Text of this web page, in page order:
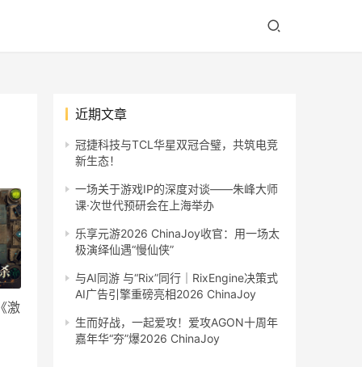
激
近期文章
冠捷科技与TCL华星双冠合璧，共筑电竞
新生态！
一场关于游戏IP的深度对谈——朱峰大师
课·次世代预研会在上海举办
乐享元游2026 ChinaJoy收官：用一场太
极演绎仙遇“慢仙侠”
与AI同游 与“Rix”同行｜RixEngine决策式
AI广告引擎重磅亮相2026 ChinaJoy
生而好战，一起爱攻！爱攻AGON十周年
嘉年华“夯”爆2026 ChinaJoy